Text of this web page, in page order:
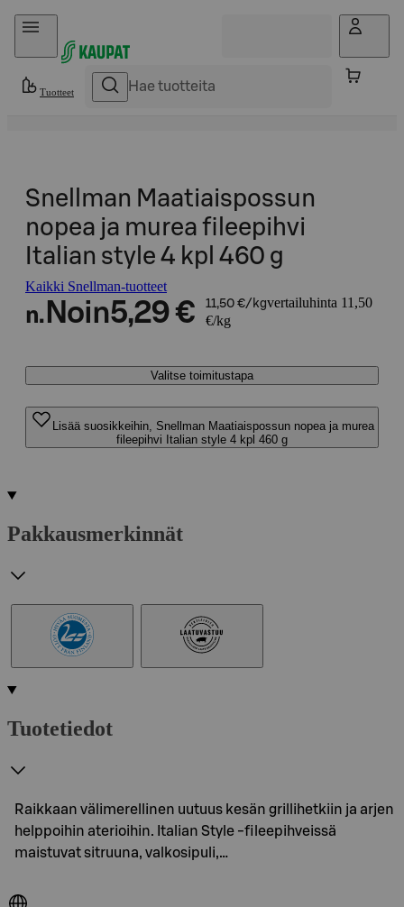
Hyppää sisältöön
Tuotteet
Snellman Maatiaispossun
nopea ja murea fileepihvi
Italian style 4 kpl 460 g
Kaikki Snellman-tuotteet
n. Noin5,29 € 11,50 €/kgvertailuhinta 11,50
€/kg
Valitse toimitustapa
Lisää suosikkeihin, Snellman Maatiaispossun nopea ja murea
fileepihvi Italian style 4 kpl 460 g
Pakkausmerkinnät
Tuotetiedot
Raikkaan välimerellinen uutuus kesän grillihetkiin ja arjen
helppoihin aterioihin. Italian Style -fileepihveissä
maistuvat sitruuna, valkosipuli,…